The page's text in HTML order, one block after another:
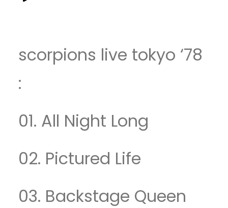
scorpions live tokyo ‘78
:
01. All Night Long
02. Pictured Life
03. Backstage Queen